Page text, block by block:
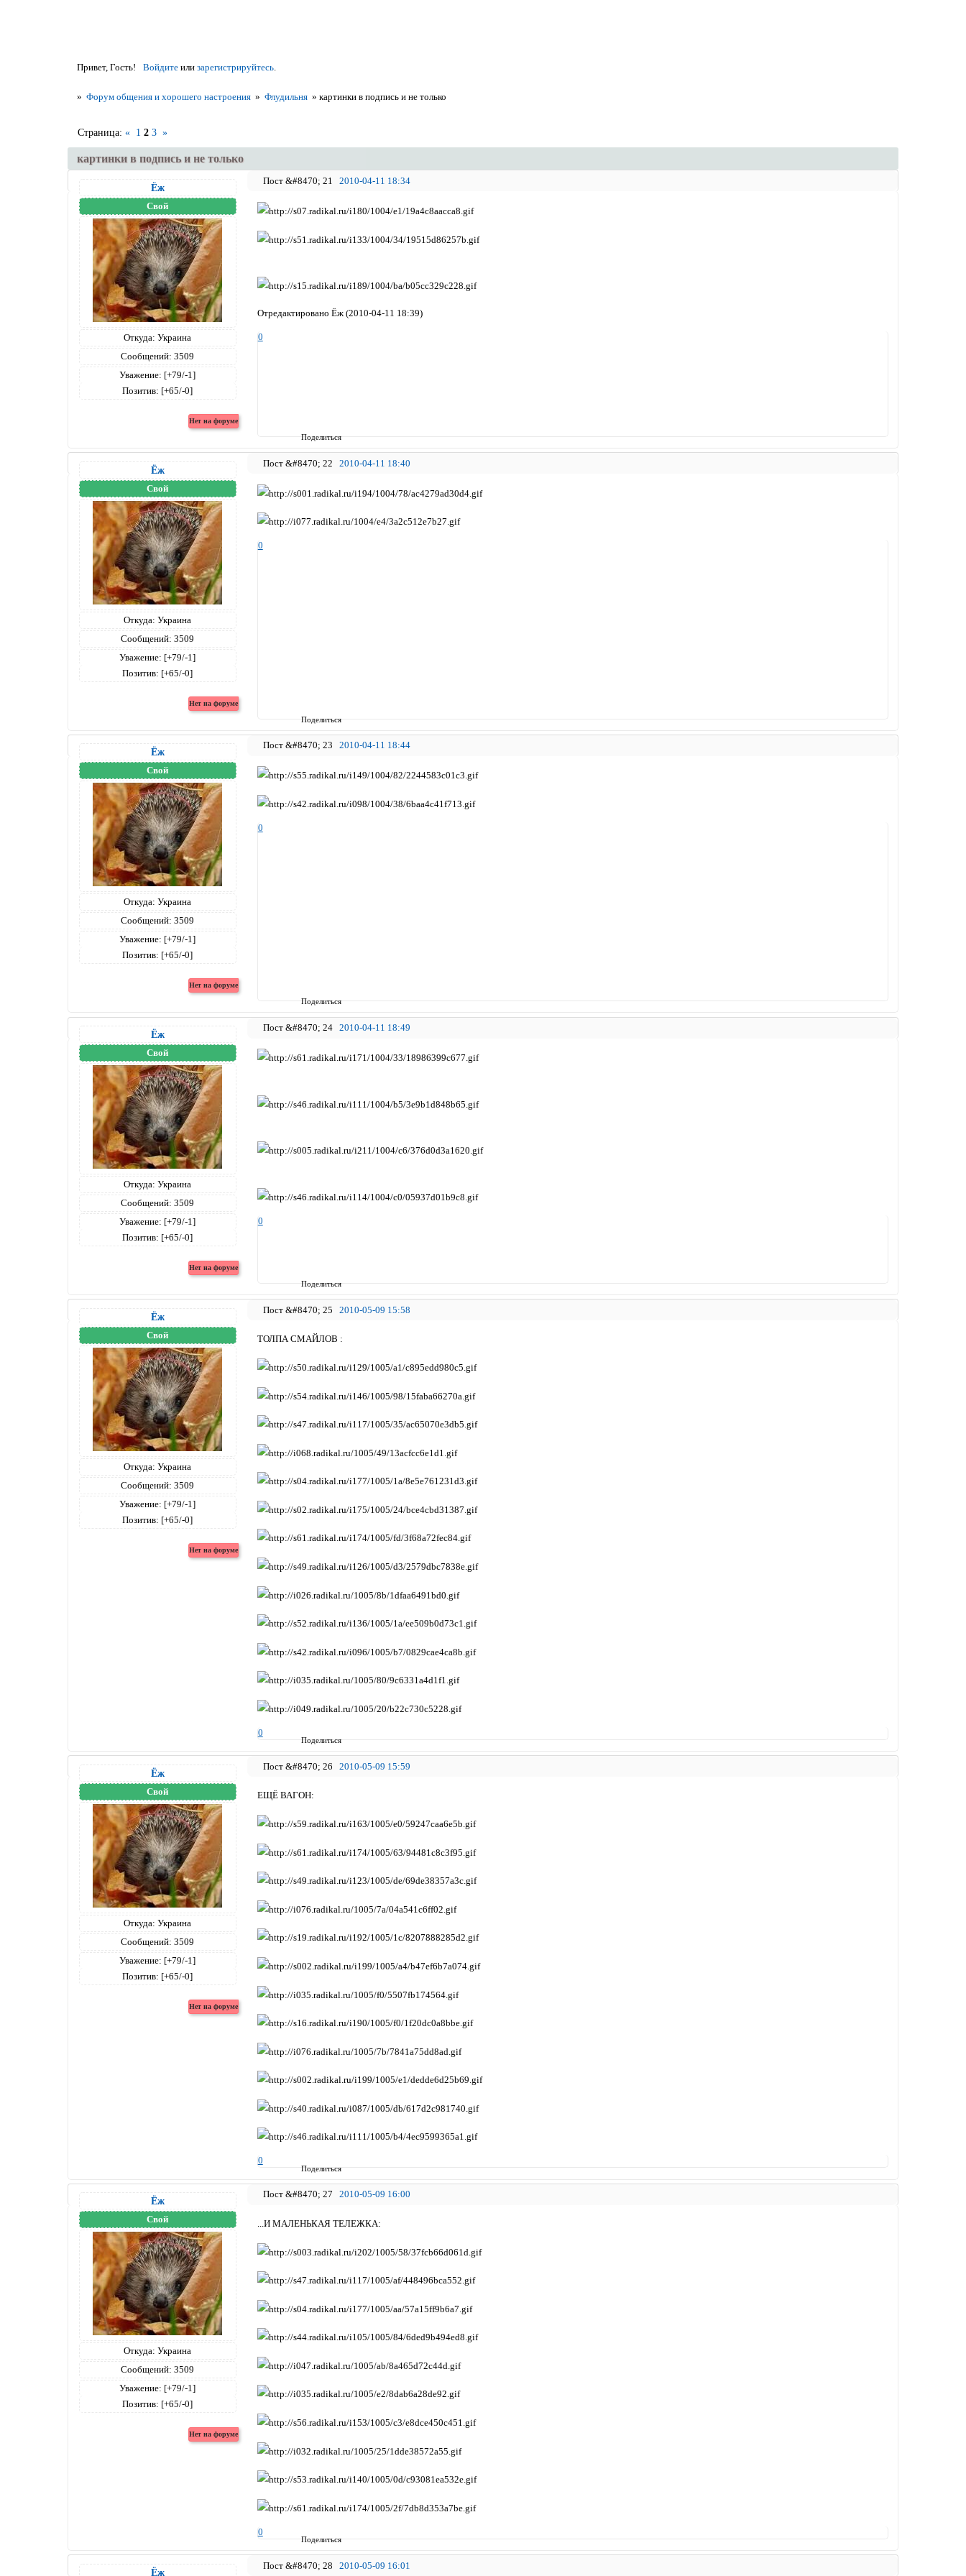
Привет, Гость! Войдитеили зарегистрируйтесь.
» Форум общения и хорошего настроения » Флудильня »картинки в подпись и не только
картинки в подпись и не только
Страница:« 1 2 3 »
Поделиться
21 2010-04-11 18:34
Ёж
Свой
Откуда: Украина
Сообщений: 3509
Уважение: [+79/-1]
Позитив: [+65/-0]
Отредактировано Ёж (2010-04-11 18:39)
0
Поделиться
22 2010-04-11 18:40
Ёж
Свой
Откуда: Украина
Сообщений: 3509
Уважение: [+79/-1]
Позитив: [+65/-0]
0
Поделиться
23 2010-04-11 18:44
Ёж
Свой
Откуда: Украина
Сообщений: 3509
Уважение: [+79/-1]
Позитив: [+65/-0]
0
Поделиться
24 2010-04-11 18:49
Ёж
Свой
Откуда: Украина
Сообщений: 3509
Уважение: [+79/-1]
Позитив: [+65/-0]
0
Поделиться
25 2010-05-09 15:58
Ёж
Свой
Откуда: Украина
Сообщений: 3509
Уважение: [+79/-1]
Позитив: [+65/-0]
ТОЛПА СМАЙЛОВ :
0
Поделиться
26 2010-05-09 15:59
Ёж
Свой
Откуда: Украина
Сообщений: 3509
Уважение: [+79/-1]
Позитив: [+65/-0]
ЕЩЁ ВАГОН:
0
Поделиться
27 2010-05-09 16:00
Ёж
Свой
Откуда: Украина
Сообщений: 3509
Уважение: [+79/-1]
Позитив: [+65/-0]
...И МАЛЕНЬКАЯ ТЕЛЕЖКА:
0
28 2010-05-09 16:01
Ёж